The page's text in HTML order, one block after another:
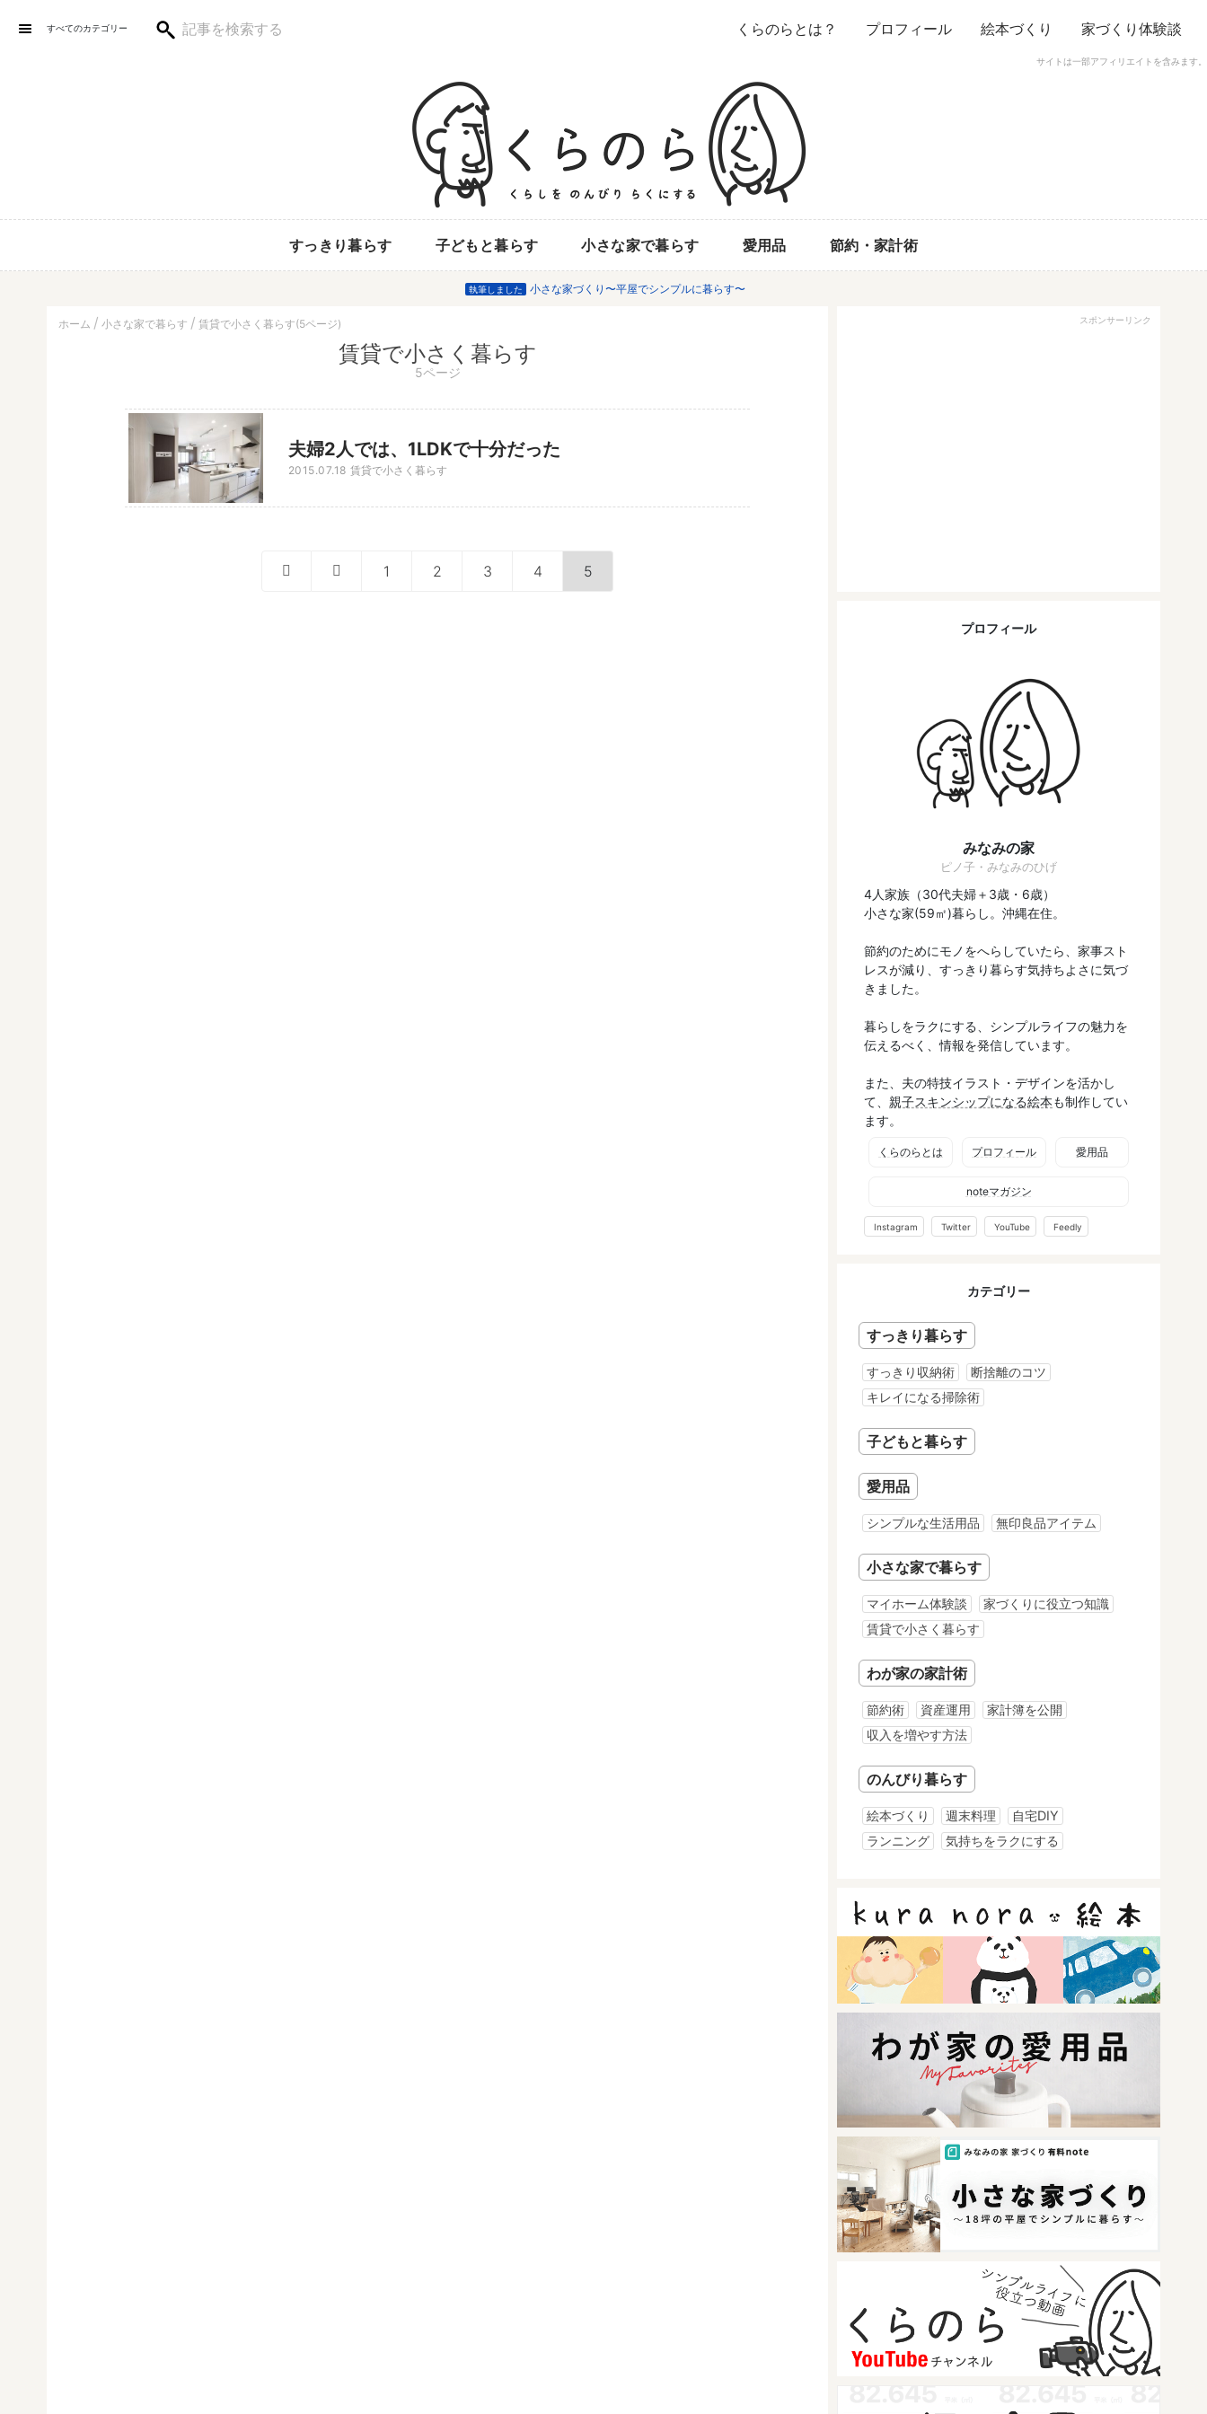
サイトは一部アフィリエイトを含みます。
すべてのカテゴリー くらのらとは？ プロフィール 絵本づくり 家づくり体験談
すっきり暮らす 子どもと暮らす 小さな家で暮らす 愛用品 節約・家計術
執筆しました 小さな家づくり〜平屋でシンプルに暮らす〜
ホーム 小さな家で暮らす 賃貸で小さく暮らす(5ページ)
賃貸で小さく暮らす
5ページ
夫婦2人では、1LDKで十分だった
2015.07.18 賃貸で小さく暮らす
1 2 3 4 5
スポンサーリンク
プロフィール
みなみの家
ピノ子・みなみのひげ
4人家族（30代夫婦＋3歳・6歳）
小さな家(59㎡)暮らし。沖縄在住。
節約のためにモノをへらしていたら、家事スト
レスが減り、すっきり暮らす気持ちよさに気づ
きました。
暮らしをラクにする、シンプルライフの魅力を
伝えるべく、情報を発信しています。
また、夫の特技イラスト・デザインを活かし
て、 親子スキンシップになる絵本も制作してい
ます。
くらのらとは プロフィール 愛用品
noteマガジン
Instagram Twitter YouTube Feedly
カテゴリー
すっきり暮らす
すっきり収納術
断捨離のコツ
キレイになる掃除術
子どもと暮らす
愛用品
シンプルな生活用品 無印良品アイテム
小さな家で暮らす
マイホーム体験談
家づくりに役立つ知識
賃貸で小さく暮らす
わが家の家計術
節約術 資産運用
家計簿を公開
収入を増やす方法
のんびり暮らす
絵本づくり 週末料理
自宅DIY
ランニング
気持ちをラクにする